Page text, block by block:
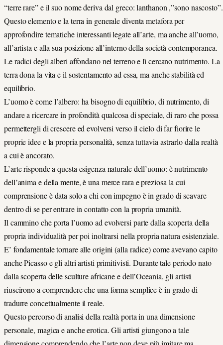
“terre rare” e il suo nome deriva dal greco: lanthanon ,”sono nascosto”.
Questo elemento e la terra in generale diventa metafora per
approfondire tematiche interessanti legate all’arte, ma anche all’uomo,
all’artista e alla sua posizione all’interno della società contemporanea.
Le radici degli alberi affondano nel terreno e lì cercano nutrimento. La
terra dona la vita e il sostentamento ad essa, ma anche stabilità ed
equilibrio.
L’uomo è come l’albero: ha bisogno di equilibrio, di nutrimento, di
andare a ricercare in profondità qualcosa di speciale, di raro che possa
permettergli di crescere ed evolversi verso il cielo di far fiorire le
proprie idee e la propria personalità, senza tuttavia astrarlo dalla realtà
a cui è ancorato.
L’arte risponde a questa esigenza naturale dell’uomo: è nutrimento
dell’anima e della mente, è una merce rara e preziosa la cui
comprensione è data solo a chi con impegno è in grado di scavare
dentro di se per entrare in contatto con la propria umanità.
Il cammino che porta l’uomo ad evolversi parte dalla scoperta della
propria individualità per poi inoltrarsi nella propria natura esistenziale.
E’ fondamentale tornare alle origini (alla radice) come avevano capito
anche Picasso e gli altri artisti primitivisti. Durante tale periodo nato
dalla scoperta delle sculture africane e dell’Oceania, gli artisti
riuscirono a comprendere che una forma semplice è in grado di
tradurre concettualmente il reale.
Questo percorso di analisi della realtà porta in una dimensione
personale, magica e anche erotica. Gli artisti giungono a tale